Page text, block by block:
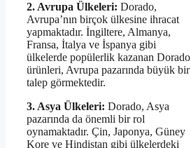
2. Avrupa Ülkeleri: Dorado,
Avrupa’nın birçok ülkesine ihracat
yapmaktadır. İngiltere, Almanya,
Fransa, İtalya ve İspanya gibi
ülkelerde popülerlik kazanan Dorado
ürünleri, Avrupa pazarında büyük bir
talep görmektedir.
3. Asya Ülkeleri: Dorado, Asya
pazarında da önemli bir rol
oynamaktadır. Çin, Japonya, Güney
Kore ve Hindistan gibi ülkelerdeki